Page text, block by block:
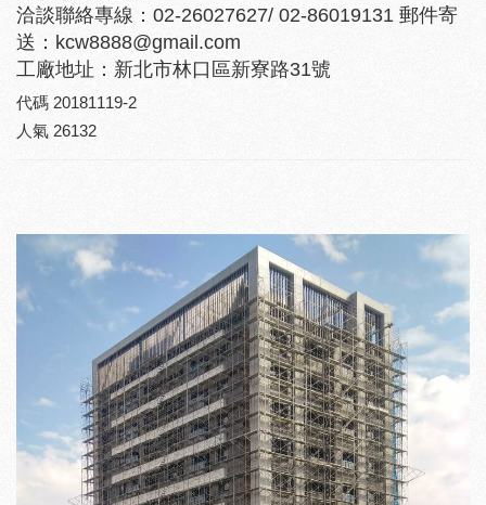
洽談聯絡專線：02-26027627/ 02-86019131 郵件寄
送：kcw8888@gmail.com
工廠地址：新北市林口區新寮路31號
代碼 20181119-2
人氣 26132